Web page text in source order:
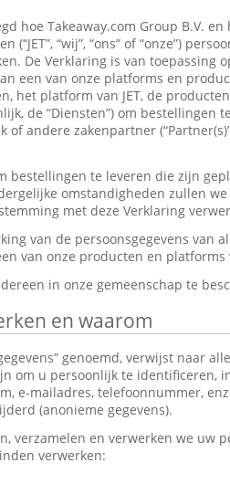
hoe Takeaway.com Group B.V. en
“wij”, “ons” of “onze”)
De Verklaring is van toepassing
een van onze platforms en
het platform van JET, de
de “Diensten”) om bestellingen
andere zakenpartner
bestellingen te leveren die zijn
omstandigheden zullen we
met deze Verklaring
van de persoonsgegevens van
van onze producten en platforms
in onze gemeenschap te
en waarom
genoemd, verwijst naar
om u persoonlijk te identificeren,
e-mailadres, telefoonnummer,
(anonieme gegevens).
verzamelen en verwerken we uw
verwerken: